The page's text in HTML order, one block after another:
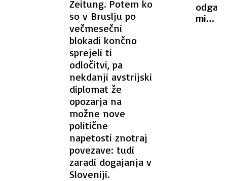
Zeitung. Potem ko
so v Bruslju po
večmesečni
blokadi končno
sprejeli ti
odločitvi, pa
nekdanji avstrijski
diplomat že
opozarja na
možne nove
politične
napetosti znotraj
povezave: tudi
zaradi dogajanja v
Sloveniji.
videl
152-
miši